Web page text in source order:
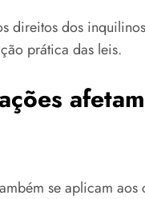
direitos dos
prática das leis.
se aplicam